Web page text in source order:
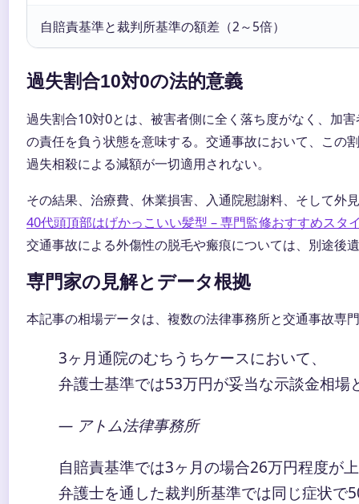
自賠責基準と裁判所基準の額差（2～5倍）
過失割合10対0の法的意義
過失割合10対0とは、被害者側に全く落ち度がなく、加
の責任を負う状態を意味する。交通事故において、この
過失相殺による減額が一切適用されない。
その結果、治療費、休業損害、入通院慰謝料、そして外
40代頭頂部はげかっこいい髪型 – 専門監修おすすめスタ
交通事故による外傷性の脱毛や瘢痕については、別途後
専門家の見解とデータ根拠
本記事の相場データは、複数の法律事務所と交通事故専
3ヶ月通院のむちうちケースにおいて、
弁護士基準では53万円が妥当な示談金相場
— アトム法律事務所
自賠責基準では3ヶ月の場合26万円程度が
弁護士を通した裁判所基準では同じ症状で